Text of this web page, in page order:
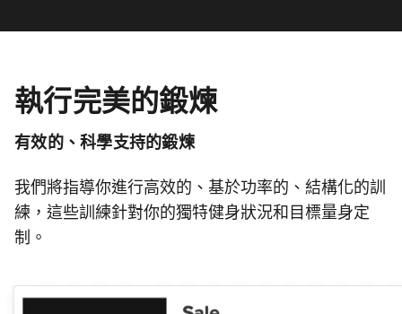
執行完美的鍛煉
有效的、科學支持的鍛煉
我們將指導你進行高效的、基於功率的、結構化的訓
練，這些訓練針對你的獨特健身狀況和目標量身定
制。